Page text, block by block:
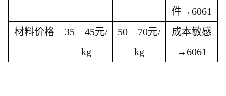
件 →6061
材料价格
35—45元/
kg
50—70元/
kg
成本敏感
→6061